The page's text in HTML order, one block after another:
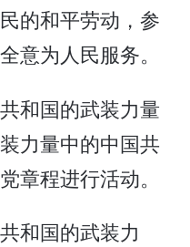
的和平劳动，参
意为人民服务。
和国的武装力量
力量中的中国共
章程进行活动。
和国的武装力